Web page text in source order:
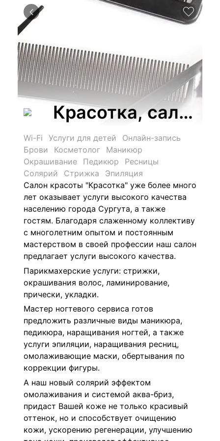
Красотка, салон
Wi-Fi Услуги для детей
Онлайн-запись
Брови
Косметолог
Маникюр
Окрашивание
Педикюр
Ресницы
Солярий
Стрижка
Эпиляция
Салон красоты "Красотка" уже более много
лет оказывает услуги высокого качества
населению города Сургута, а также
гостям. Благодаря слаженному коллективу
с многолетним опытом и постоянным
мастерством в своей профессии наш салон
предлагает услуги высокого качества.
Парикмахерские услуги: стрижки,
окрашивания волос, ламинирование,
прически, укладки.
Мастер ногтевого сервиса готов
предложить различные виды маникюра,
педикюра, наращивания ногтей, а также
услуги эпиляции, наращивания ресниц,
омолаживающие маски, обертывания по
коррекции фигуры.
А наш новый солярий эффектом
омолаживания и системой аква-бриз,
придаст Вашей коже не только красивый
оттенок, но и способствует очищению
кожи, ускорению регенерации, улучшению